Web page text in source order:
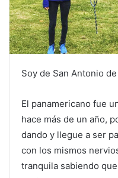
Soy de San Antonio
El panamericano fue
hace más de un año,
dando y llegue a ser
con los mismos
tranquila sabiendo